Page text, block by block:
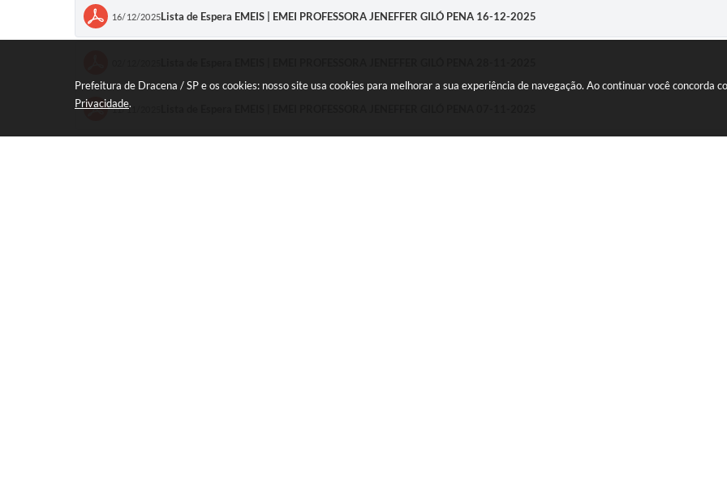
Prefeitura de Dracena / SP e os cookies: nosso site usa cookies para melhorar a sua experiência de navegação. Ao continuar você concorda
Privacidade.
16/12/2025Lista de Espera EMEIS | EMEI PROFESSORA JENEFFER GILÓ PENA 16-12-2025
11/11/2025